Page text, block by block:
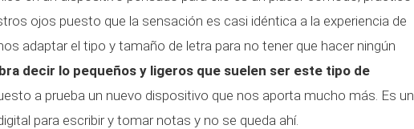
ojos puesto que la sensación es casi idéntica a la experiencia de
adaptar el tipo y tamaño de letra para no tener que hacer ningún
decir lo pequeños y ligeros que suelen ser este tipo de
a prueba un nuevo dispositivo que nos aporta mucho más. Es un
para escribir y tomar notas y no se queda ahí.